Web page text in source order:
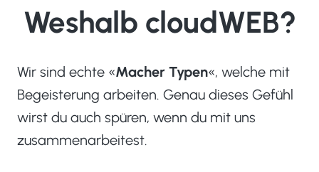
Weshalb cloudWEB?
Wir sind echte «Macher Typen«, welche mit
Begeisterung arbeiten. Genau dieses Gefühl
wirst du auch spüren, wenn du mit uns
zusammenarbeitest.